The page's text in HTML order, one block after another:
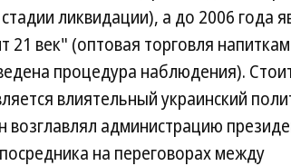
ликвидации), а до 2006 года
век" (оптовая торговля
процедура наблюдения).
влиятельный украинский
администрацию
на переговорах между